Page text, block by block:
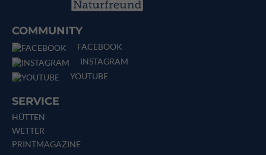
COMMUNITY
FACEBOOK
INSTAGRAM
YOUTUBE
SERVICE
HÜTTEN
WETTER
PRINTMAGAZINE